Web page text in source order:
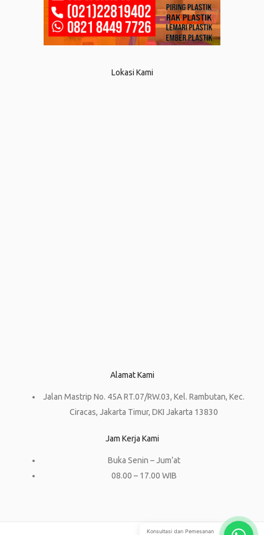
Lokasi Kami
Alamat Kami
Jalan Mastrip No. 45A RT.07/RW.03, Kel. Rambutan, Kec.
Ciracas, Jakarta Timur, DKI Jakarta 13830
Jam Kerja Kami
Buka Senin – Jum’at
08.00 – 17.00 WIB
Konsultasi dan Pemesanan